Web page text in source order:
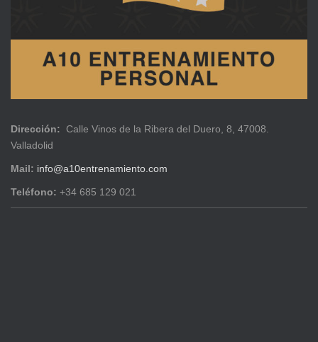
Dirección: Calle Vinos de la Ribera del Duero, 8, 47008.
Valladolid
Mail: info@a10entrenamiento.com
Teléfono: +34 685 129 021